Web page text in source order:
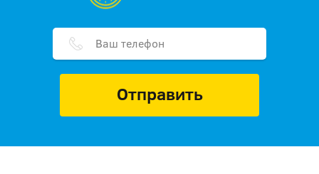
Отправить